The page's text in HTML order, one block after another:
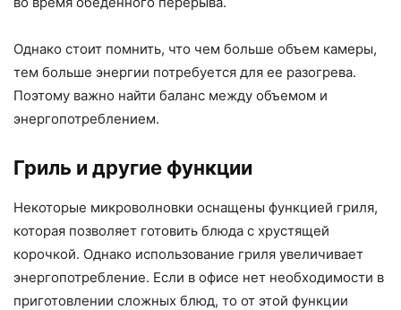
Однако стоит помнить, что чем больше объем камеры,
тем больше энергии потребуется для ее разогрева.
Поэтому важно найти баланс между объемом и
энергопотреблением.
Гриль и другие функции
Некоторые микроволновки оснащены функцией гриля,
которая позволяет готовить блюда с хрустящей
корочкой. Однако использование гриля увеличивает
энергопотребление. Если в офисе нет необходимости в
приготовлении сложных блюд, то от этой функции